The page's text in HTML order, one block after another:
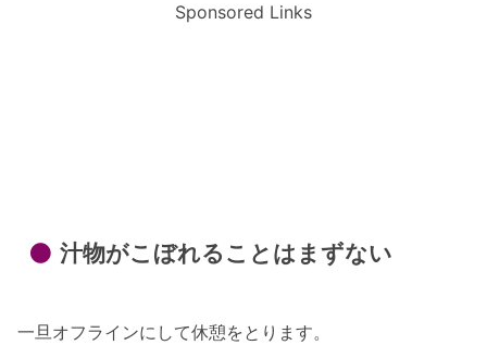
Sponsored Links
汁物がこぼれることはまずない
一旦オフラインにして休憩をとります。